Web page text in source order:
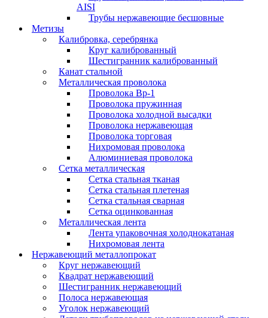
AISI
Трубы нержавеющие бесшовные
Метизы
Калибровка, серебрянка
Круг калиброванный
Шестигранник калиброванный
Канат стальной
Металлическая проволока
Проволока Вр-1
Проволока пружинная
Проволока холодной высадки
Проволока нержавеющая
Проволока торговая
Нихромовая проволока
Алюминиевая проволока
Сетка металлическая
Сетка стальная тканая
Сетка стальная плетеная
Сетка стальная сварная
Сетка оцинкованная
Металлическая лента
Лента упаковочная холоднокатаная
Нихромовая лента
Нержавеющий металлопрокат
Круг нержавеющий
Квадрат нержавеющий
Шестигранник нержавеющий
Полоса нержавеющая
Уголок нержавеющий